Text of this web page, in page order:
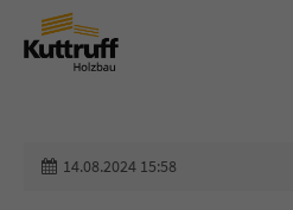
Login
14.08.2024 15:58